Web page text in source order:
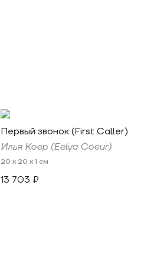
Первый звонок (First Caller)
Илья Коер (Eelya Coeur)
20 x 20 x 1 см
13 703 ₽